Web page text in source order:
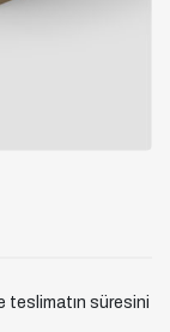
teslimatın süresini